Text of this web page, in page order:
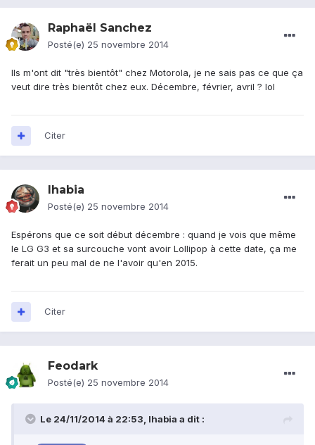
Raphaël Sanchez
Posté(e) 25 novembre 2014
Ils m'ont dit "très bientôt" chez Motorola, je ne sais pas ce que ça
veut dire très bientôt chez eux. Décembre, février, avril ? lol
Citer
Ihabia
Posté(e) 25 novembre 2014
Espérons que ce soit début décembre : quand je vois que même
le LG G3 et sa surcouche vont avoir Lollipop à cette date, ça me
ferait un peu mal de ne l'avoir qu'en 2015.
Citer
Feodark
Posté(e) 25 novembre 2014
Le 24/11/2014 à 22:53, Ihabia a dit :